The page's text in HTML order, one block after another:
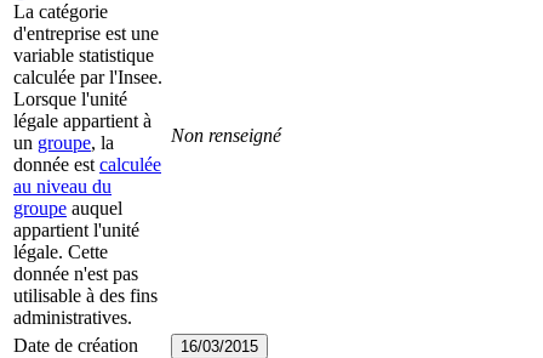
La catégorie
d'entreprise est une
variable statistique
calculée par l'Insee.
Lorsque l'unité
légale appartient à
un groupe, la
donnée est calculée
au niveau du
groupe auquel
appartient l'unité
légale. Cette
donnée n'est pas
utilisable à des fins
administratives.
Non renseigné
Date de création 16/03/2015